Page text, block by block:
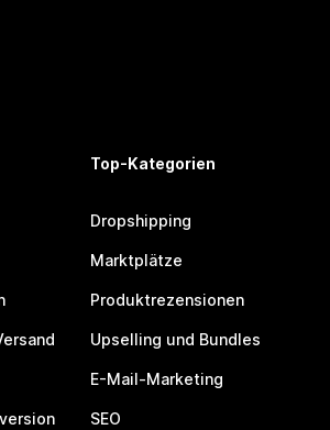
Top-Kategorien
Dropshipping
Marktplätze
Produktrezensionen
Upselling und Bundles
E-Mail-Marketing
SEO